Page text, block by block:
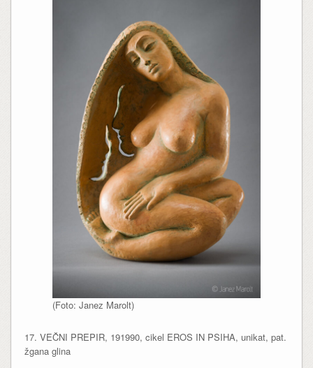
(Foto: Janez Marolt)
17. VEČNI PREPIR, 191990, cikel EROS IN PSIHA, unikat, pat.
žgana glina